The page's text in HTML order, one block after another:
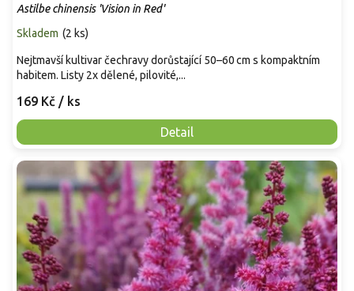
Astilbe chinensis 'Vision in Red'
Skladem (2 ks)
169 Kč / ks
Detail
Nejtmavší kultivar čechravy dorůstající 50–60 cm s kompaktním
habitem. Listy 2x dělené, pilovité,...